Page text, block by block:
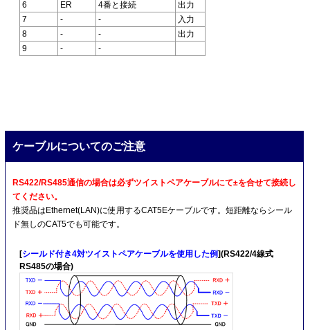
6 ER 4番と接続
出力
7
- -
入力
8
- -
出力
9
- -
ケーブルについてのご注意
RS422/RS485通信の場合は必ずツイストペアケーブルにて±を合せて接続し
てください。
推奨品はEthernet(LAN)に使用するCAT5Eケーブルです。短距離ならシール
ド無しのCAT5でも可能です。
[シールド付き4対ツイストペアケーブルを使用した例](RS422/4線式
RS485の場合)